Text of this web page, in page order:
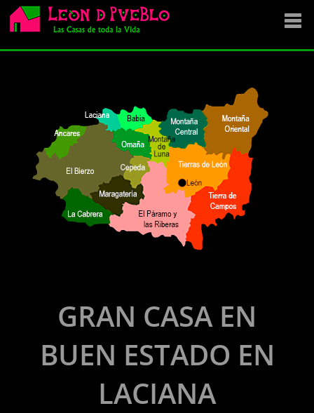
SE VENDE
OFERTAS
NOVEDADES
VENDEMOS TU CASA
DÓNDE COMPRAR ?
GRAN CASA EN
BUEN ESTADO EN
LACIANA